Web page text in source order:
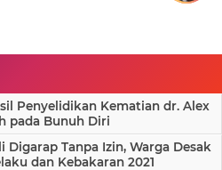
Penyelidikan Kematian dr. Alex
pada Bunuh Diri
Digarap Tanpa Izin, Warga Desak
dan Kebakaran 2021